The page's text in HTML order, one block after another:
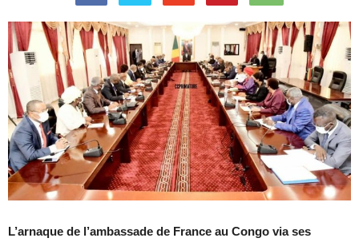
L’arnaque de l’ambassade de France au Congo via ses